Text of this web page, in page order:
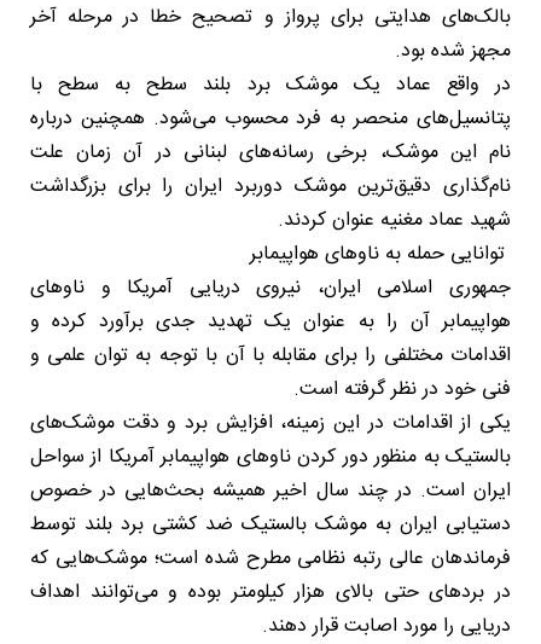
بالک‌های هدایتی برای پرواز و تصحیح خطا در مرحله آخر
مجهز شده بود.
در واقع عماد یک موشک برد بلند سطح به سطح با
پتانسیل‌های منحصر به فرد محسوب می‌شود. همچنین درباره
نام این موشک، برخی رسانه‌های لبنانی در آن زمان علت
نام‌گذاری دقیق‌ترین موشک دوربرد ایران را برای بزرگداشت
شهید عماد مغنیه عنوان کردند.
توانایی حمله به ناوهای هواپیمابر
جمهوری اسلامی ایران، نیروی دریایی آمریکا و ناوهای
هواپیمابر آن را به عنوان یک تهدید جدی برآورد کرده و
اقدامات مختلفی را برای مقابله با آن با توجه به توان علمی و
فنی خود در نظر گرفته است.
یکی از اقدامات در این زمینه، افزایش برد و دقت موشک‌های
بالستیک به منظور دور کردن ناوهای هواپیمابر آمریکا از سواحل
ایران است. در چند سال اخیر همیشه بحث‌هایی در خصوص
دستیابی ایران به موشک بالستیک ضد کشتی برد بلند توسط
فرماندهان عالی رتبه نظامی مطرح شده است؛ موشک‌هایی که
در بردهای حتی بالای هزار کیلومتر بوده و می‌توانند اهداف
دریایی را مورد اصابت قرار دهند.